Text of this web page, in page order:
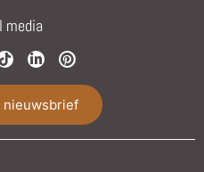
media
nieuwsbrief